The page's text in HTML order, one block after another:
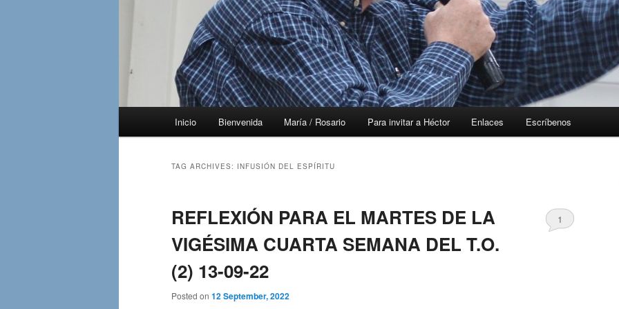
Inicio Bienvenida María / Rosario Para invitar a Héctor Enlaces Escríbenos
TAG ARCHIVES: INFUSIÓN DEL ESPÍRITU
REFLEXIÓN PARA EL MARTES DE LA
VIGÉSIMA CUARTA SEMANA DEL T.O.
(2) 13-09-22
Posted on 12 September, 2022
1